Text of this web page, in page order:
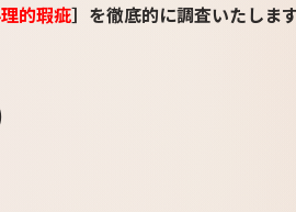
的瑕疵］を徹底的に調査いたします